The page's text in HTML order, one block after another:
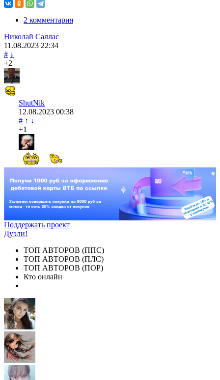
2 комментария
Николай Саллас
11.08.2023 22:34
# ↓
+2
ShutNik
12.08.2023 00:38
# ↑ ↓
+1
Поддержать проект
Дуэли!
ТОП АВТОРОВ (ППС)
ТОП АВТОРОВ (ПЛС)
ТОП АВТОРОВ (ПОР)
Кто онлайн